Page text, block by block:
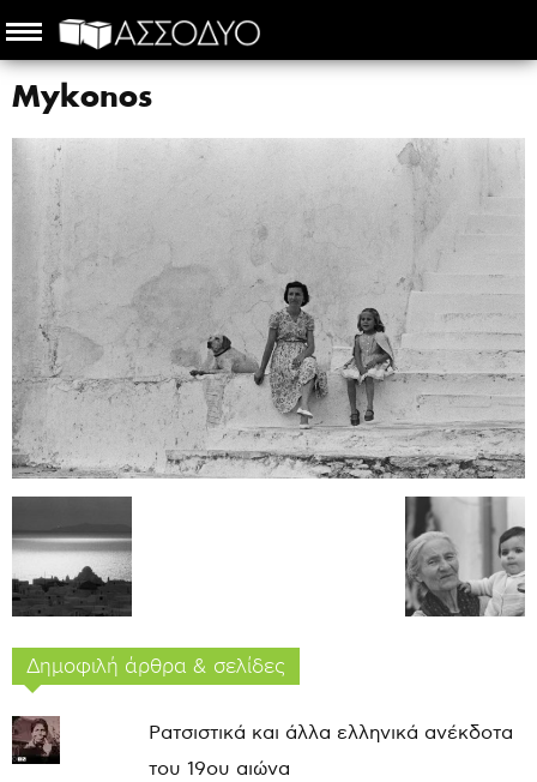
Mykonos
Δημοφιλή άρθρα & σελίδες
Ρατσιστικά και άλλα ελληνικά ανέκδοτα
του 19ου αιώνα